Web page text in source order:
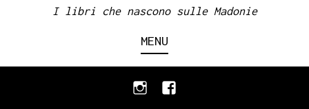
I libri che nascono sulle Madonie
MENU
instagramfacebook